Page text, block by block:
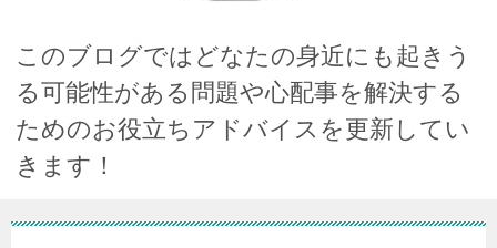
このブログではどなたの身近にも起きう
る可能性がある問題や心配事を解決する
ためのお役立ちアドバイスを更新してい
きます！